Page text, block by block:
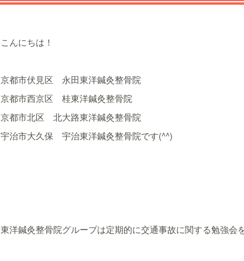
こんにちは！
京都市伏見区 永田東洋鍼灸整骨院
京都市西京区 桂東洋鍼灸整骨院
京都市北区 北大路東洋鍼灸整骨院
宇治市大久保 宇治東洋鍼灸整骨院です(^^)
東洋鍼灸整骨院グループは定期的に交通事故に関する勉強会